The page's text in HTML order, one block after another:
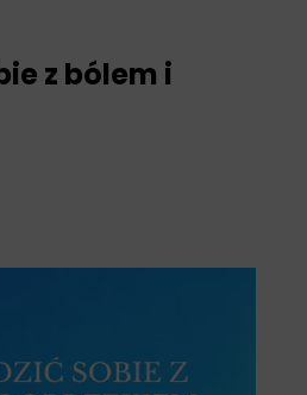
z bólem i